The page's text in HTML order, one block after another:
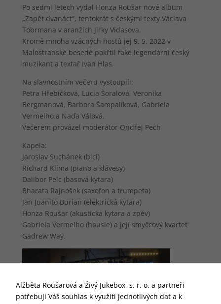
Po sedmi letech vydal Honza Roušar nové album
„Zapět dvanáct“, tentokrát s českými texty Václava
Tobrmana v aranžích Jirky Vidasova.
Kromě mnoha vzácných hostů jej 9. 5. 2022 v
Malostranské besedě pokřtil také legendární český
muzikant a textař Ivan Hlas.
Na slavnostním večeru vystoupili:
Petra Hřebíčková, Lucia Šoralová, Veronika
Bergmanová, Barbora Šampalíková, Gabriela
Vermelho a Naďa Válová.
Večerem provázel moderátor Ondřej Pech
Kapela:
Jaroslav Suchánek (bicí)
Richard Klíma (piano a klávesy)
Dalibor Pelc (basová kytara)
Bharata Rajnošek (saxofon a trumpeta)
Jan Juanito Burian (elektrická kytara)
Honza Roušar (akustická kytara a zpěv)
Gabriela Vermelho (housle) a její smyčcový kvartet
Gadrew Way.
Alžběta Roušarová a Živý Jukebox, s. r. o. a partneři
potřebují Váš souhlas k využití jednotlivých dat a k